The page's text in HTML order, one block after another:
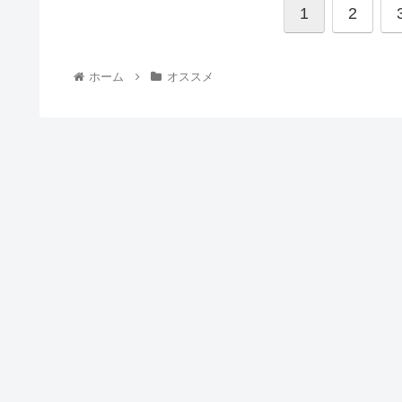
1 2
ホーム オススメ